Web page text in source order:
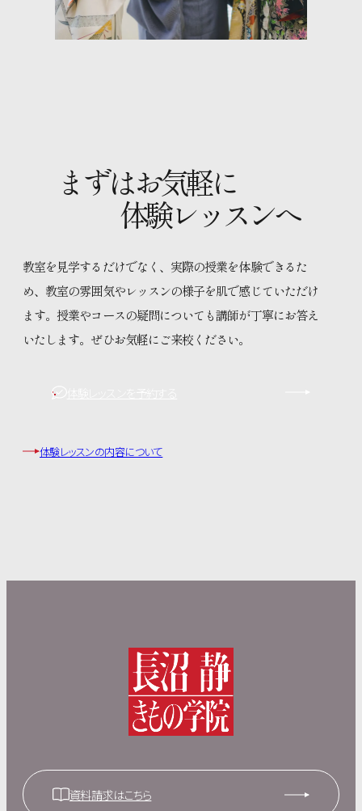
まずはお気軽に
体験レッスンへ
教室を見学するだけでなく、実際の授業を体験できるた
め、教室の雰囲気やレッスンの様子を肌で感じていただけ
ます。授業やコースの疑問についても講師が丁寧にお答え
いたします。ぜひお気軽にご来校ください。
体験レッスンの内容について
資料請求はこちら